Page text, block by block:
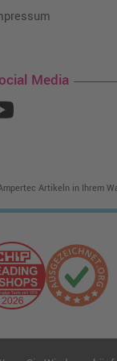
Media
Artikeln in Ihrem